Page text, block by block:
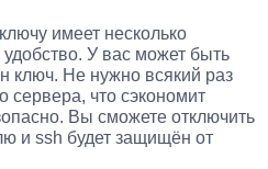
имеет несколько
У вас может быть
ключ. Не нужно всякий раз
сервера, что сэкономит
Вы сможете отключить
и ssh будет защищён от